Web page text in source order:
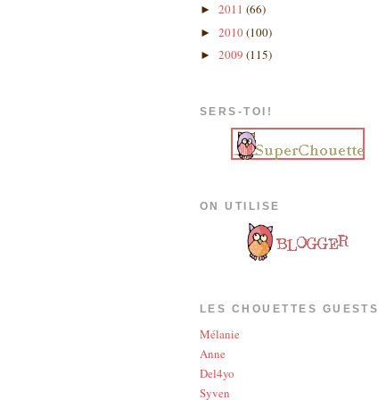
► 2011 (66)
► 2010(100)
► 2009 (115)
SERS-TOI!
ON UTILISE
LES CHOUETTES GUESTS
Mélanie
Anne
Del4yo
Syven